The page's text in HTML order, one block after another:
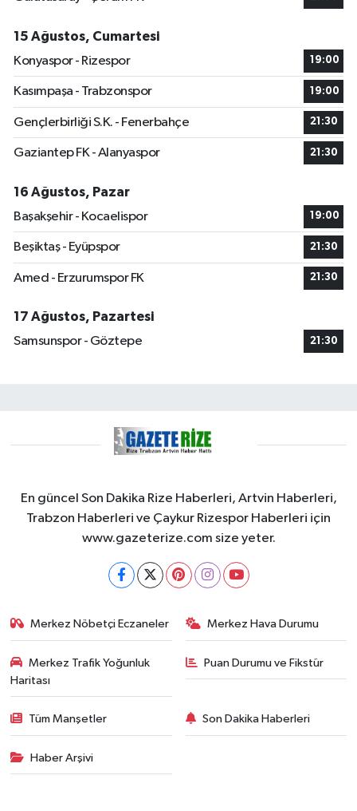
15 Ağustos, Cumartesi
Konyaspor - Rizespor
19:00
Kasımpaşa - Trabzonspor 19:00
Gençlerbirliği S.K. - Fenerbahçe 21:30
Gaziantep FK - Alanyaspor 21:30
16 Ağustos, Pazar
Başakşehir - Kocaelispor
19:00
Beşiktaş - Eyüpspor 21:30
Amed - Erzurumspor FK 21:30
17 Ağustos, Pazartesi
Samsunspor - Göztepe
21:30
En güncel Son Dakika Rize Haberleri, Artvin Haberleri,
Trabzon Haberleri ve Çaykur Rizespor Haberleri için
www.gazeterize.com size yeter.
Merkez Nöbetçi Eczaneler Merkez Hava Durumu
Merkez Trafik Yoğunluk
Haritası
Puan Durumu ve Fikstür
Tüm Manşetler Son Dakika Haberleri
Haber Arşivi